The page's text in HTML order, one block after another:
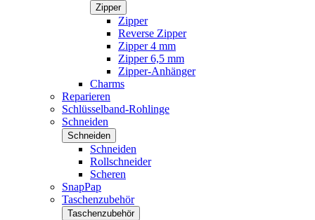
Zipper
Zipper
Reverse Zipper
Zipper 4 mm
Zipper 6,5 mm
Zipper-Anhänger
Charms
Reparieren
Schlüsselband-Rohlinge
Schneiden
Schneiden
Schneiden
Rollschneider
Scheren
SnapPap
Taschenzubehör
Taschenzubehör